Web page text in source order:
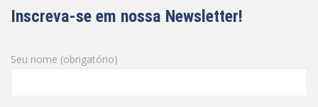
Inscreva-se em nossa Newsletter!
Seu nome (obrigatório)